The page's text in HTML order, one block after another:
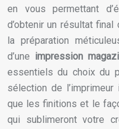
en vous permettant
d’obtenir un résultat
la préparation
d’une impression
essentiels du choix du
sélection de
que les finitions et le
qui sublimeront votre